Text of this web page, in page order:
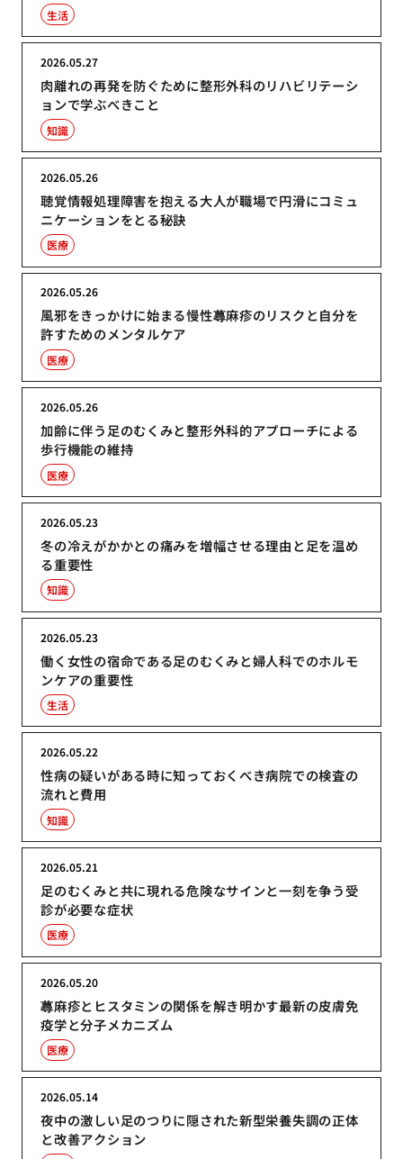
生活
肉離れの再発を防ぐために整形外科のリハビリテーシ
ョンで学ぶべきこと
2026.05.27
知識
聴覚情報処理障害を抱える大人が職場で円滑にコミュ
ニケーションをとる秘訣
2026.05.26
医療
風邪をきっかけに始まる慢性蕁麻疹のリスクと自分を
許すためのメンタルケア
2026.05.26
医療
加齢に伴う足のむくみと整形外科的アプローチによる
歩行機能の維持
2026.05.26
医療
冬の冷えがかかとの痛みを増幅させる理由と足を温め
る重要性
2026.05.23
知識
働く女性の宿命である足のむくみと婦人科でのホルモ
ンケアの重要性
2026.05.23
生活
性病の疑いがある時に知っておくべき病院での検査の
流れと費用
2026.05.22
知識
足のむくみと共に現れる危険なサインと一刻を争う受
診が必要な症状
2026.05.21
医療
蕁麻疹とヒスタミンの関係を解き明かす最新の皮膚免
疫学と分子メカニズム
2026.05.20
医療
夜中の激しい足のつりに隠された新型栄養失調の正体
と改善アクション
2026.05.14